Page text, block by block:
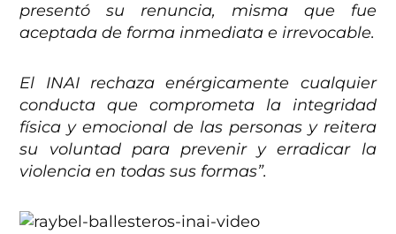
presentó su renuncia, misma que fue
aceptada de forma inmediata e irrevocable.
El INAI rechaza enérgicamente cualquier
conducta que comprometa la integridad
física y emocional de las personas y reitera
su voluntad para prevenir y erradicar la
violencia en todas sus formas”.